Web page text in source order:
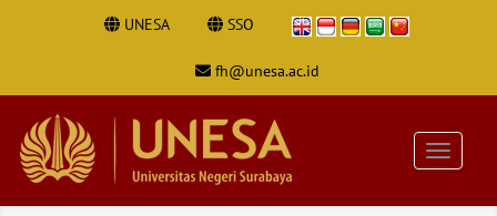
UNESA SSO
fh@unesa.ac.id